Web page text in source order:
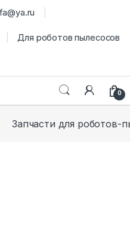
Для роботов пылесосов
0
Запчасти для роботов-